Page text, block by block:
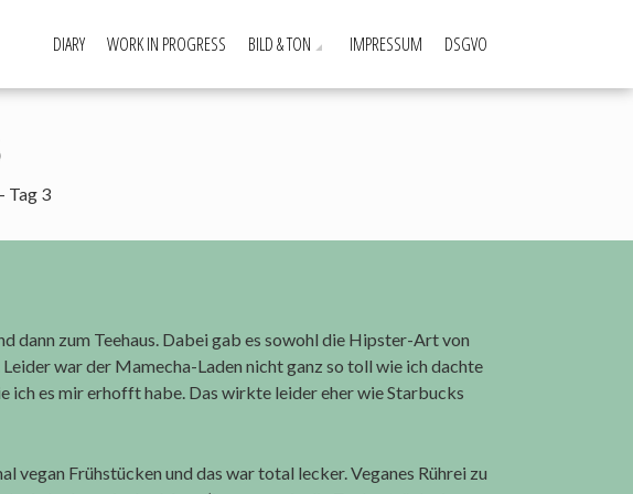
DIARY WORK IN PROGRESS BILD & TON IMPRESSUM DSGVO
Tag 3
dann zum Teehaus. Dabei gab es sowohl die Hipster-Art von
Leider war der Mamecha-Laden nicht ganz so toll wie ich dachte
ich es mir erhofft habe. Das wirkte leider eher wie Starbucks
vegan Frühstücken und das war total lecker. Veganes Rührei zu